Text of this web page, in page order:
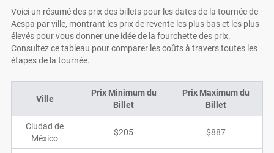
Voici un résumé des prix des billets pour les dates de la tournée de
Aespa par ville, montrant les prix de revente les plus bas et les plus
élevés pour vous donner une idée de la fourchette des prix.
Consultez ce tableau pour comparer les coûts à travers toutes les
étapes de la tournée.
Ville
Prix Minimum du
Billet
Prix Maximum du
Billet
Ciudad de
México
$205 $887